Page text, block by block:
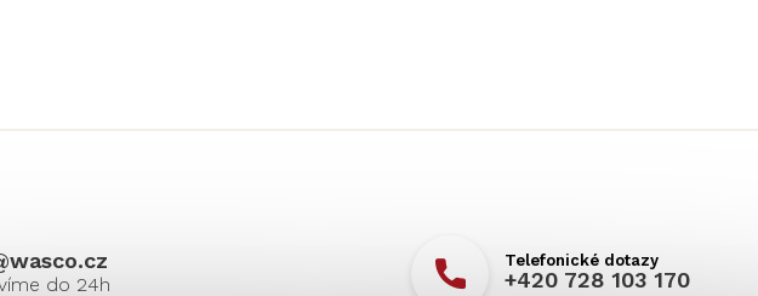
wasco.cz
+420 728 103 170